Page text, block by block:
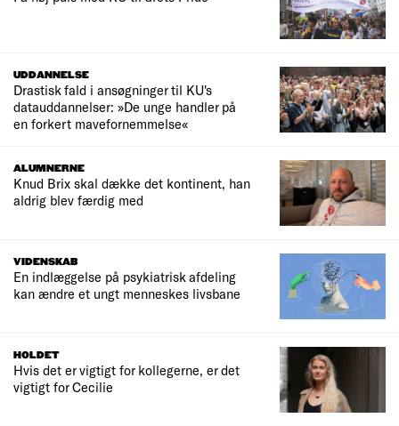
UDDANNELSE
Drastisk fald i ansøgninger til KU's
datauddannelser: »De unge handler på
en forkert mavefornemmelse«
ALUMNERNE
Knud Brix skal dække det kontinent, han
aldrig blev færdig med
VIDENSKAB
En indlæggelse på psykiatrisk afdeling
kan ændre et ungt menneskes livsbane
HOLDET
Hvis det er vigtigt for kollegerne, er det
vigtigt for Cecilie